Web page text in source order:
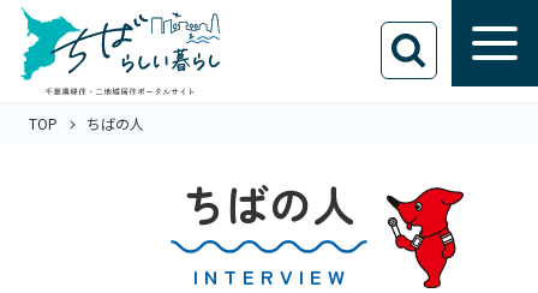
TOP ちばの人
ちばの人
INTERVIEW